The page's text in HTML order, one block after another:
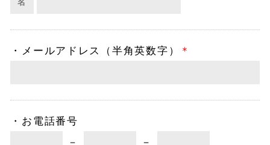
名
・ メールアドレス（半角英数字） ＊
・ お電話番号
－
－